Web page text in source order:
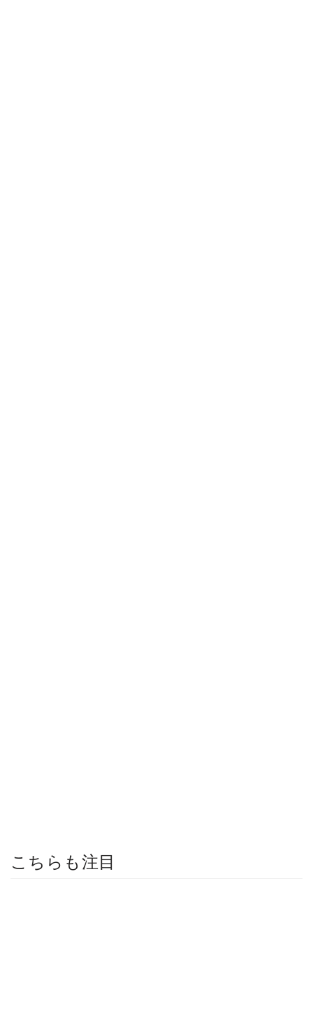
こちらも注目